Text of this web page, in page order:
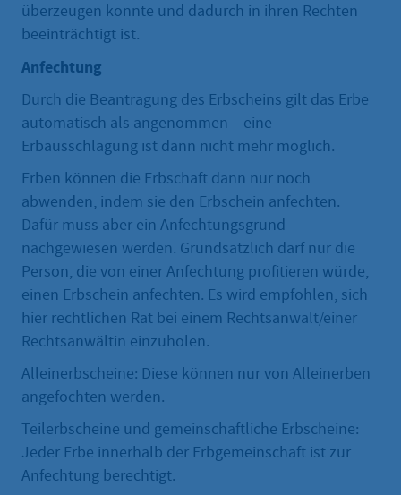
überzeugen konnte und dadurch in ihren Rechten
beeinträchtigt ist.
Anfechtung
Durch die Beantragung des Erbscheins gilt das Erbe
automatisch als angenommen – eine
Erbausschlagung ist dann nicht mehr möglich.
Erben können die Erbschaft dann nur noch
abwenden, indem sie den Erbschein anfechten.
Dafür muss aber ein Anfechtungsgrund
nachgewiesen werden. Grundsätzlich darf nur die
Person, die von einer Anfechtung profitieren würde,
einen Erbschein anfechten. Es wird empfohlen, sich
hier rechtlichen Rat bei einem Rechtsanwalt/einer
Rechtsanwältin einzuholen.
Alleinerbscheine: Diese können nur von Alleinerben
angefochten werden.
Teilerbscheine und gemeinschaftliche Erbscheine:
Jeder Erbe innerhalb der Erbgemeinschaft ist zur
Anfechtung berechtigt.